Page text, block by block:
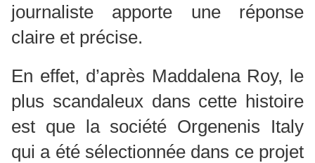
journaliste apporte une réponse
claire et précise.
En effet, d’après Maddalena Roy, le
plus scandaleux dans cette histoire
est que la société Orgenenis Italy
qui a été sélectionnée dans ce projet